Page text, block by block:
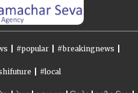
#popular #breakingnews
#local